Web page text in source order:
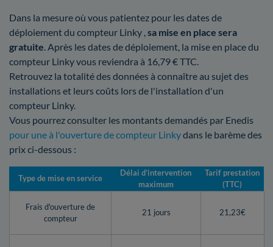
Dans la mesure où vous patientez pour les dates de
déploiement du compteur Linky ,sa mise en place sera
gratuite. Après les dates de déploiement, la mise en place du
compteur Linky vous reviendra à 16,79 € TTC.
Retrouvez la totalité des données à connaître au sujet des
installations et leurs coûts lors de l'installation d'un
compteur Linky.
Vous pourrez consulter les montants demandés par Enedis
pour une à l'ouverture de compteur Linkydans le barème des
prix ci-dessous :
Type de mise en service
Délai d’intervention
maximum
Tarif prestation
(TTC)
Frais d'ouverture de
compteur
21 jours 21,23€